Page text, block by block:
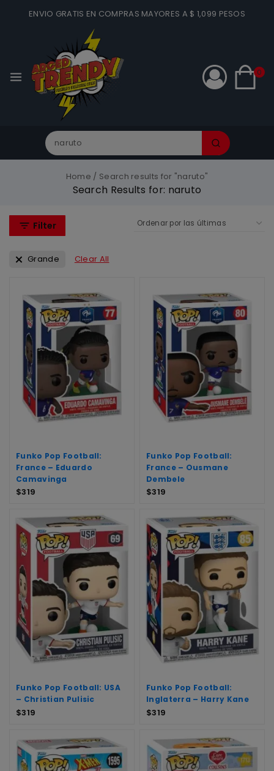
ENVIO GRATIS EN COMPRAS MAYORES A $ 1,099 PESOS
0
Home / Search results for "naruto"
Search Results for: naruto
Filter
Grande Clear All
Funko Pop Football:
France – Eduardo
Camavinga
$319
Funko Pop Football:
France – Ousmane
Dembele
$319
Funko Pop Football: USA
– Christian Pulisic
$319
Funko Pop Football:
Inglaterra – Harry Kane
$319